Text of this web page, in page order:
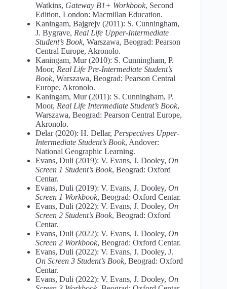
Watkins, Gateway B1+ Workbook, Second
Edition, London: Macmillan Education.
Kaningam, Bajgrejv (2011): S. Cunningham,
J. Bygrave, Real Life Upper-Intermediate
Student’s Book, Warszawa, Beograd: Pearson
Central Europe, Akronolo.
Kaningam, Mur (2010): S. Cunningham, P.
Moor, Real Life Pre-Intermediate Student’s
Book, Warszawa, Beograd: Pearson Central
Europe, Akronolo.
Kaningam, Mur (2011): S. Cunningham, P.
Moor, Real Life Intermediate Student’s Book,
Warszawa, Beograd: Pearson Central Europe,
Akronolo.
Delar (2020): H. Dellar, Perspectives Upper-
Intermediate Student’s Book, Andover:
National Geographic Learning.
Evans, Duli (2019): V. Evans, J. Dooley, On
Screen 1 Student’s Book, Beograd: Oxford
Centar.
Evans, Duli (2019): V. Evans, J. Dooley, On
Screen 1 Workbook, Beograd: Oxford Centar.
Evans, Duli (2022): V. Evans, J. Dooley, On
Screen 2 Student’s Book, Beograd: Oxford
Centar.
Evans, Duli (2022): V. Evans, J. Dooley, On
Screen 2 Workbook, Beograd: Oxford Centar.
Evans, Duli (2022): V. Evans, J. Dooley, J.
On Screen 3 Student’s Book, Beograd: Oxford
Centar.
Evans, Duli (2022): V. Evans, J. Dooley, On